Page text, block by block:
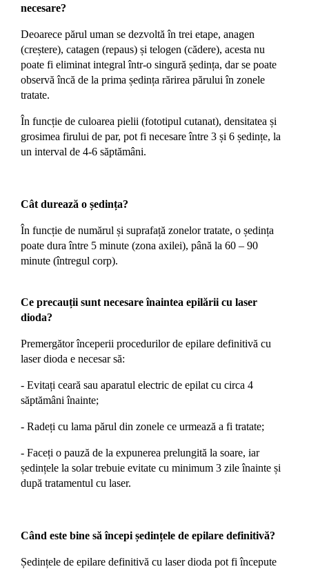
necesare?
Deoarece părul uman se dezvoltă în trei etape, anagen
(creștere), catagen (repaus) și telogen (cădere), acesta nu
poate fi eliminat integral într-o singură ședința, dar se poate
observă încă de la prima ședința rărirea părului în zonele
tratate.
În funcție de culoarea pielii (fototipul cutanat), densitatea și
grosimea firului de par, pot fi necesare între 3 și 6 ședințe, la
un interval de 4-6 săptămâni.
Cât durează o ședința?
În funcție de numărul și suprafață zonelor tratate, o ședința
poate dura între 5 minute (zona axilei), până la 60 – 90
minute (întregul corp).
Ce precauții sunt necesare înaintea epilării cu laser
dioda?
Premergător începerii procedurilor de epilare definitivă cu
laser dioda e necesar să:
- Evitați ceară sau aparatul electric de epilat cu circa 4
săptămâni înainte;
- Radeți cu lama părul din zonele ce urmează a fi tratate;
- Faceți o pauză de la expunerea prelungită la soare, iar
ședințele la solar trebuie evitate cu minimum 3 zile înainte și
după tratamentul cu laser.
Când este bine să începi ședințele de epilare definitivă?
Ședințele de epilare definitivă cu laser dioda pot fi începute